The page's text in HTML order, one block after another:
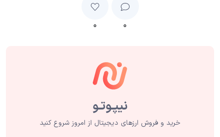
۰ ۰
خرید و فروش ارزهای دیجیتال از امروز شروع کنید